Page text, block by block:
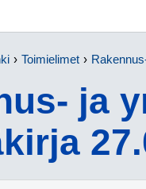
Toimielimet
ja